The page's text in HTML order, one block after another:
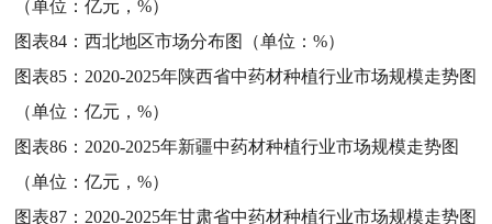
（单位：亿元，%）
图表84：西北地区市场分布图（单位：%）
图表85： 2020-2025年陕西省中药材种植行业市场规模走势图
（单位：亿元，%）
图表86： 2020-2025年新疆中药材种植行业市场规模走势图
（单位：亿元，%）
图表87： 2020-2025年甘肃省中药材种植行业市场规模走势图